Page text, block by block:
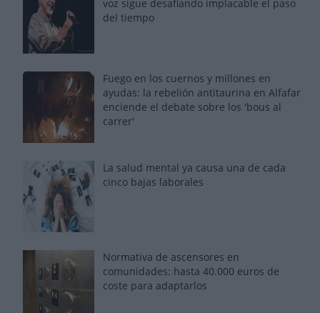
voz sigue desafiando implacable el paso
del tiempo
Fuego en los cuernos y millones en
ayudas: la rebelión antitaurina en Alfafar
enciende el debate sobre los 'bous al
carrer'
La salud mental ya causa una de cada
cinco bajas laborales
Normativa de ascensores en
comunidades: hasta 40.000 euros de
coste para adaptarlos